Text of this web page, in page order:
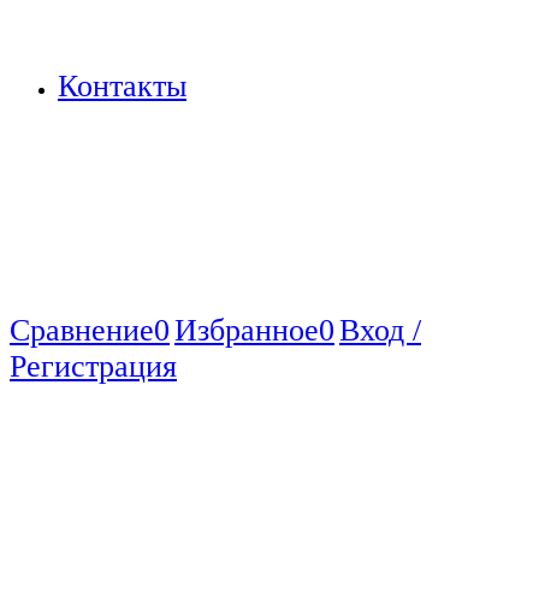
Контакты
Сравнение0Избранное0Вход /
Регистрация